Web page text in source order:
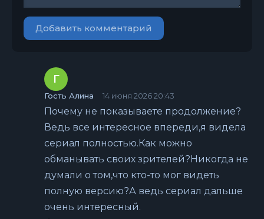
Добавить комментарий
Г
Гость Алина 14 июня 2026 20:43
Почему не показываете продолжение?
Ведь все интересное впереди,я видела
сериал полностью.Как можно
обманывать своих зрителей?Никогда не
думали о том,что кто-то мог видеть
полную версию?А ведь сериал дальше
очень интересный.